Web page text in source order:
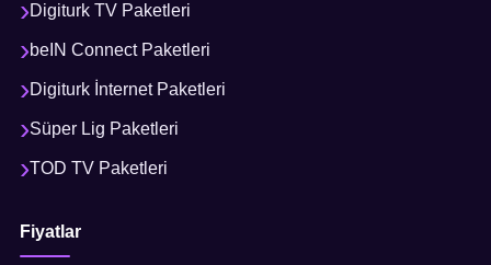
Digiturk TV Paketleri
beIN Connect Paketleri
Digiturk İnternet Paketleri
Süper Lig Paketleri
TOD TV Paketleri
Fiyatlar